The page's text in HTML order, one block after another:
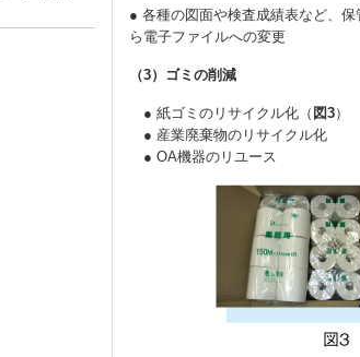
● 各種の図面や検査成績表など、
ら電子ファイルへの変更
（3）ゴミの削減
● 紙ゴミのリサイクル化（ 図3）
● 産業廃棄物のリサイクル化
● OA機器のリユース